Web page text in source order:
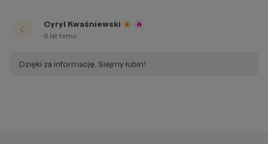
Cyryl Kwaśniewski
6 lat temu
Dzięki za informację. Siejmy łubin!